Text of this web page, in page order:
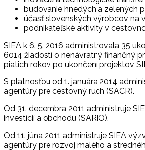
budovanie hnedých a zelených
účasť slovenských výrobcov na
podnikateľské aktivity v
SIEA k 6. 5. 2016 administrovala 35
6014 žiadostí o nenávratný finančný
piatich rokov po ukončení projektov
S platnosťou od 1. januára 2014
agentúry pre cestovný ruch (SACR).
Od 31. decembra 2011 administruje
investícií a obchodu (SARIO).
Od 11. júna 2011 administruje SIEA
agentúry pre rozvoj malého a